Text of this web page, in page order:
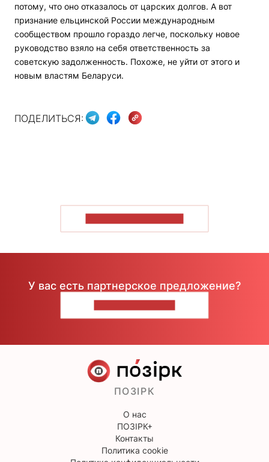
потому, что оно отказалось от царских долгов. А вот
признание ельцинской России международным
сообществом прошло гораздо легче, поскольку новое
руководство взяло на себя ответственность за
советскую задолженность. Похоже, не уйти от этого и
новым властям Беларуси.
ПОДЕЛИТЬСЯ:
У вас есть партнерское предложение?
ПОЗІРК
О нас
ПОЗІРК+
Контакты
Политика cookie